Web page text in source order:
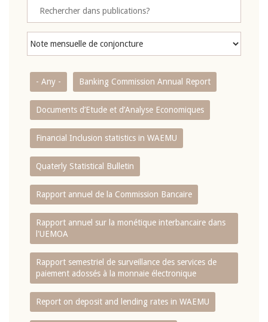
- Any - Banking Commission Annual Report
Documents d’Etude et d’Analyse Economiques
Financial Inclusion statistics in WAEMU
Quaterly Statistical Bulletin
Rapport annuel de la Commission Bancaire
Rapport annuel sur la monétique interbancaire dans
l'UEMOA
Rapport semestriel de surveillance des services de
paiement adossés à la monnaie électronique
Report on deposit and lending rates in WAEMU